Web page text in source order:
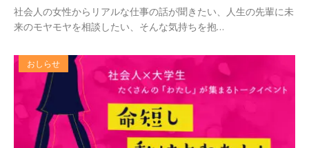
社会人の女性からリアルな仕事の話が聞きたい、人生の先輩に未
来のモヤモヤを相談したい、そんな気持ちを抱…
おしらせ